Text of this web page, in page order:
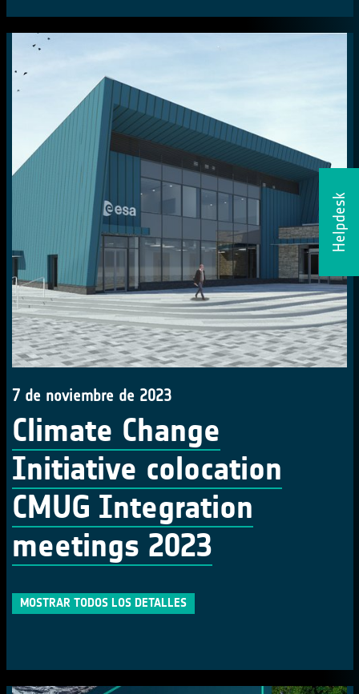
Helpdesk
7 de noviembre de 2023
Climate Change
Initiative colocation
CMUG Integration
meetings 2023
MOSTRAR TODOS LOS DETALLES